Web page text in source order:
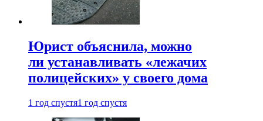
Юрист объяснила, можно
ли устанавливать «лежачих
полицейских» у своего дома
1 год спустя1 год спустя